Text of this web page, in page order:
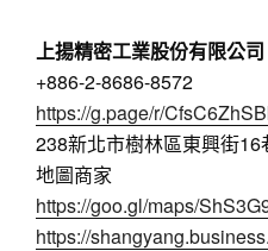
上揚精密工業股份有限公司
+886-2-8686-8572
https://g.page/r/
238新北市樹林區東興街16
地圖商家
https://goo.gl/maps/
https://